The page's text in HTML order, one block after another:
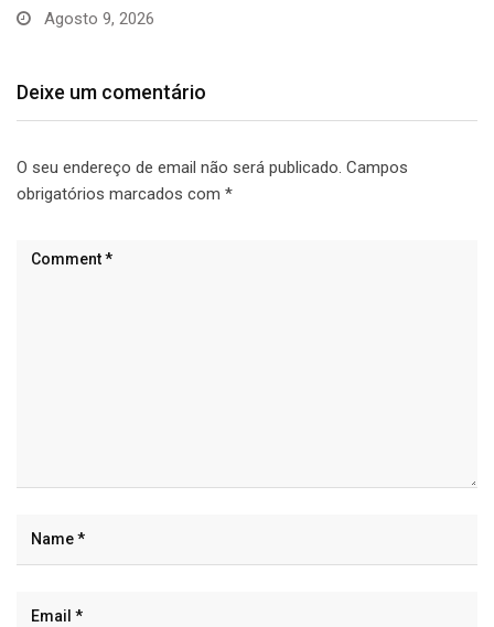
Deixe um comentário
O seu endereço de email não será publicado. Campos
obrigatórios marcados com *